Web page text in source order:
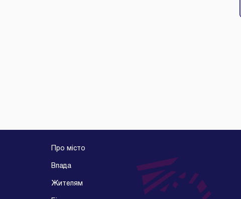
Про місто
Влада
Жителям